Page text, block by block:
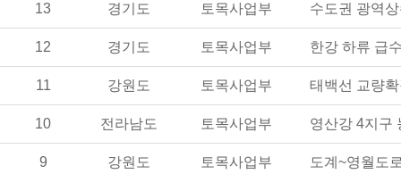
13 경기도 토목사업부 수도권 광역
12 경기도 토목사업부 한강 하류 급
11 강원도 토목사업부 태백선 교량
10 전라남도 토목사업부 영산강 4지구
9 강원도 토목사업부 도계~영월도